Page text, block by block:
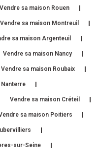
Vendre sa maison Rouen
Vendre sa maison Montreuil
sa maison Argenteuil
Vendre sa maison Nancy
Vendre sa maison Roubaix
Vendre sa maison Créteil
sa maison Poitiers
sur-Seine